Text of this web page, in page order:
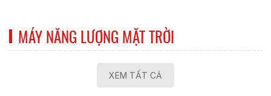
MÁY NĂNG LƯỢNG MẶT TRỜI
XEM TẤT CẢ